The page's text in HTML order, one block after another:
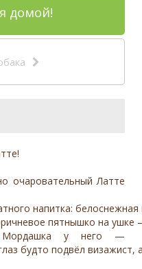
домой!
очаровательный Латте
напитка:
пятнышко на ушке
Мордашка у него —
будто подвёл